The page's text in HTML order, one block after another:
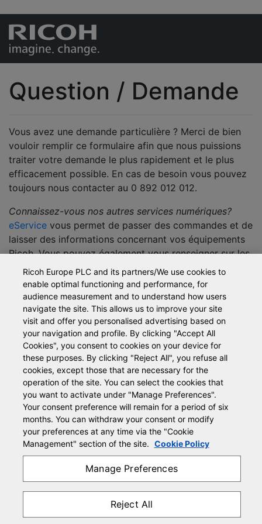
Question / Demande
Vous avez une demande particulière ? Merci de bien
vouloir remplir ce formulaire afin que nous puissions
traiter votre demande le plus rapidement et le plus
efficacement possible. En cas de besoin vous pouvez
toujours nous contacter au 0 892 012 012.
Connaissez-vous nos autres services numériques?
eService vous permet de passer des commandes et de
laisser des informations concernant vos équipements
Ricoh. Vous pouvez également vous renseigner sur les
produits Ricoh.
Type de Demande:*
Entreprise:*
Numéro de client:*
N° de Facture ou N° de série:*
Votre nom: *
Votre numéro de téléphone: *
Votre email:*
Commentaire:
Ricoh Europe PLC and its partners/We use cookies to
enable optimal functioning and performance, for
audience measurement and to understand how users
navigate the site. This allows us to improve your site
visit and offer you personalised advertising based on
your navigation and profile. By clicking "Accept All
Cookies", you consent to cookies on your device for
these purposes. By clicking "Reject All", you refuse all
cookies, except those that are necessary for the
operation of the site. You can select the cookies that
you want to activate under "Manage Preferences".
Your consent preference will remain for a period of six
months. You can withdraw your consent or modify
your preferences at any time via the "Cookie
Management" section of the site. Cookie Policy
Manage Preferences
Reject All